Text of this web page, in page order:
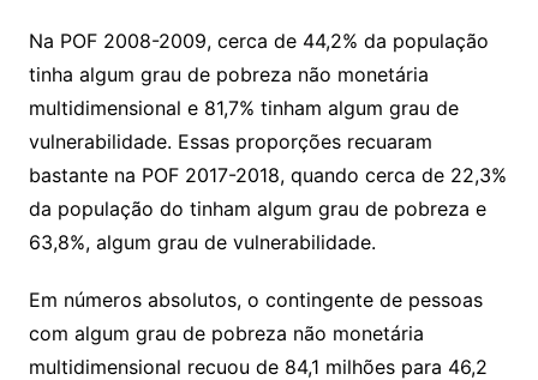
Na POF 2008-2009, cerca de 44,2% da população
tinha algum grau de pobreza não monetária
multidimensional e 81,7% tinham algum grau de
vulnerabilidade. Essas proporções recuaram
bastante na POF 2017-2018, quando cerca de 22,3%
da população do tinham algum grau de pobreza e
63,8%, algum grau de vulnerabilidade.
Em números absolutos, o contingente de pessoas
com algum grau de pobreza não monetária
multidimensional recuou de 84,1 milhões para 46,2